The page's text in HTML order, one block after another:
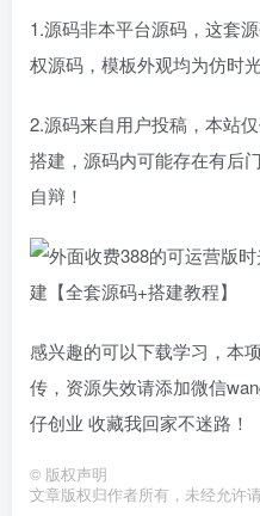
1.源码非本平台源码，这套
权源码，模板外观均为仿时
2.源码来自用户投稿，本站
搭建，源码内可能存在有后
自辩！
感兴趣的可以下载学习，本
传，资源失效请添加微信
仔创业 收藏我回家不迷路！
© 版权声明
文章版权归作者所有，未经允许请